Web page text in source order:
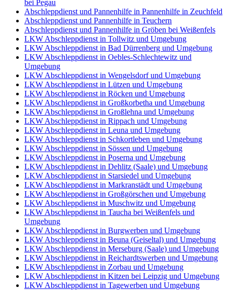
bei Pegau
Abschleppdienst und Pannenhilfe in Pannenhilfe in Zeuchfeld
Abschleppdienst und Pannenhilfe in Teuchern
Abschleppdienst und Pannenhilfe in Gröben bei Weißenfels
LKW Abschleppdienst in Tollwitz und Umgebung
LKW Abschleppdienst in Bad Dürrenberg und Umgebung
LKW Abschleppdienst in Oebles-Schlechtewitz und
Umgebung
LKW Abschleppdienst in Wengelsdorf und Umgebung
LKW Abschleppdienst in Lützen und Umgebung
LKW Abschleppdienst in Röcken und Umgebung
LKW Abschleppdienst in Großkorbetha und Umgebung
LKW Abschleppdienst in Großlehna und Umgebung
LKW Abschleppdienst in Rippach und Umgebung
LKW Abschleppdienst in Leuna und Umgebung
LKW Abschleppdienst in Schkortleben und Umgebung
LKW Abschleppdienst in Sössen und Umgebung
LKW Abschleppdienst in Poserna und Umgebung
LKW Abschleppdienst in Dehlitz (Saale) und Umgebung
LKW Abschleppdienst in Starsiedel und Umgebung
LKW Abschleppdienst in Markranstädt und Umgebung
LKW Abschleppdienst in Großgörschen und Umgebung
LKW Abschleppdienst in Muschwitz und Umgebung
LKW Abschleppdienst in Taucha bei Weißenfels und
Umgebung
LKW Abschleppdienst in Burgwerben und Umgebung
LKW Abschleppdienst in Beuna (Geiseltal) und Umgebung
LKW Abschleppdienst in Merseburg (Saale) und Umgebung
LKW Abschleppdienst in Reichardtswerben und Umgebung
LKW Abschleppdienst in Zorbau und Umgebung
LKW Abschleppdienst in Kitzen bei Leipzig und Umgebung
LKW Abschleppdienst in Tagewerben und Umgebung